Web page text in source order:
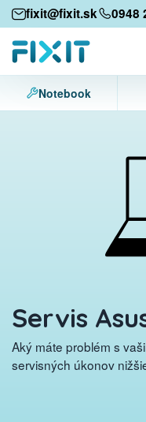
fixit@fixit.sk 0948
Mobilné zariadenia
Mobilné telefóny
Tablety
Notebook
Servis
Aký máte problém s
servisných úkonov